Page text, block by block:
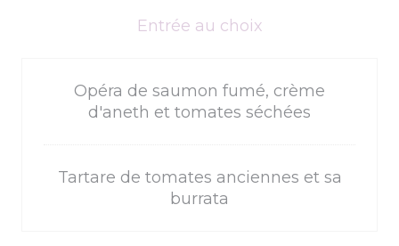
Entrée au choix
Opéra de saumon fumé, crème
d'aneth et tomates séchées
Tartare de tomates anciennes et sa
burrata